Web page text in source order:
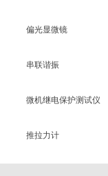
偏光显微镜
串联谐振
微机继电保护测试仪
推拉力计